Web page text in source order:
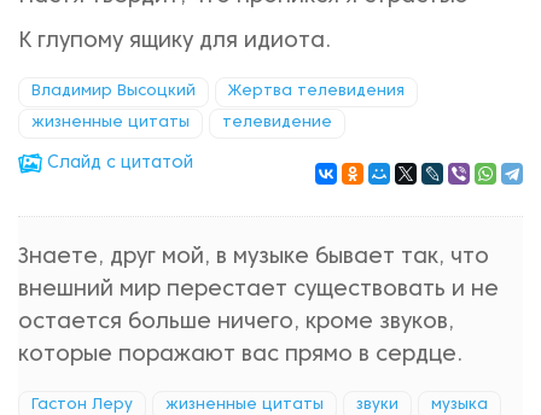
К глупому ящику для идиота.
Владимир Высоцкий Жертва телевидения
жизненные цитаты телевидение
Cлайд с цитатой
Знаете, друг мой, в музыке бывает так, что
внешний мир перестает существовать и не
остается больше ничего, кроме звуков,
которые поражают вас прямо в сердце.
Гастон Леру жизненные цитаты звуки музыка